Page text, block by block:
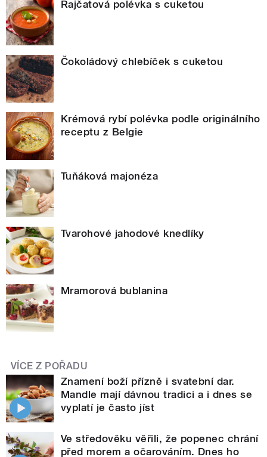
Rajčatová polévka s cuketou
Čokoládový chlebíček s cuketou
Krémová rybí polévka podle originálního
receptu z Belgie
Tuňáková majonéza
Tvarohové jahodové knedlíky
Mramorová bublanina
VÍCE Z POŘADU
Znamení boží přízně i svatební dar.
Mandle mají dávnou tradici a i dnes se
vyplatí je často jíst
Ve středověku věřili, že popenec chrání
před morem a očarováním. Dnes ho